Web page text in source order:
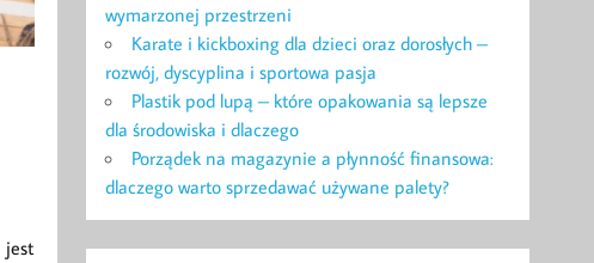
jest
wymarzonej przestrzeni
Karate i kickboxing dla dzieci oraz dorosłych –
rozwój, dyscyplina i sportowa pasja
Plastik pod lupą – które opakowania są lepsze
dla środowiska i dlaczego
Porządek na magazynie a płynność finansowa:
dlaczego warto sprzedawać używane palety?